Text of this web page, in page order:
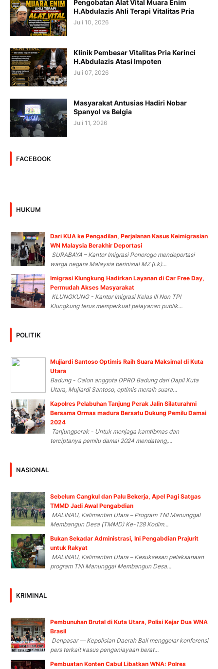
Pengobatan Alat Vital Muara Enim
H.Abdulazis Ahli Terapi Vitalitas Pria
Juli 10, 2026
Klinik Pembesar Vitalitas Pria Kerinci
H.Abdulazis Atasi Impoten
Juli 07, 2026
Masyarakat Antusias Hadiri Nobar
Spanyol vs Belgia
Juli 11, 2026
FACEBOOK
HUKUM
Dari KUA ke Pengadilan, Perjalanan Kasus Keimigrasian
WN Malaysia Berakhir Deportasi
SURABAYA – Kantor Imigrasi Ponorogo mendeportasi
warga negara Malaysia berinisial MZ (Lk)...
Imigrasi Klungkung Hadirkan Layanan di Car Free Day,
Permudah Akses Masyarakat
KLUNGKUNG - Kantor Imigrasi Kelas III Non TPI
Klungkung terus memperkuat pelayanan publik...
POLITIK
Mujiardi Santoso Optimis Raih Suara Maksimal di Kuta
Utara
Badung - Calon anggota DPRD Badung dari Dapil Kuta
Utara, Mujiardi Santoso, optimis meraih suara...
Kapolres Pelabuhan Tanjung Perak Jalin Silaturahmi
Bersama Ormas madura Bersatu Dukung Pemilu Damai
2024
Tanjungperak - Untuk menjaga kamtibmas dan
terciptanya pemilu damai 2024 mendatang,...
NASIONAL
Sebelum Cangkul dan Palu Bekerja, Apel Pagi Satgas
TMMD Jadi Awal Pengabdian
MALINAU, Kalimantan Utara – Program TNI Manunggal
Membangun Desa (TMMD) Ke-128 Kodim...
Bukan Sekadar Administrasi, Ini Pengabdian Prajurit
untuk Rakyat
MALINAU, Kalimantan Utara – Kesuksesan pelaksanaan
program TNI Manunggal Membangun Desa...
KRIMINAL
Pembunuhan Brutal di Kuta Utara, Polisi Kejar Dua WNA
Brasil
Denpasar — Kepolisian Daerah Bali menggelar konferensi
pers terkait kasus penganiayaan berat...
Pembuatan Konten Cabul Libatkan WNA: Polres